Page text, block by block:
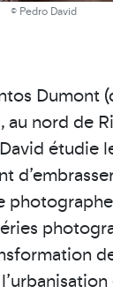
© Pedro David
Dumont
au nord de
étudie